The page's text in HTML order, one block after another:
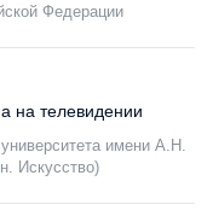
Федерации
на телевидении
имени А.Н.
Искусство)